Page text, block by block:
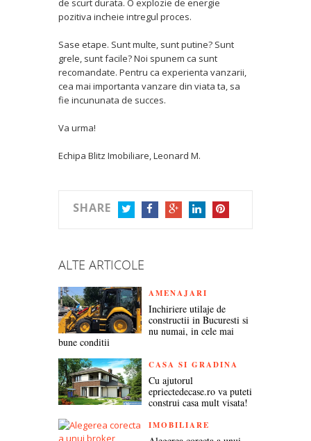
de scurt durata. O explozie de energie
pozitiva incheie intregul proces.
Sase etape. Sunt multe, sunt putine? Sunt
grele, sunt facile? Noi spunem ca sunt
recomandate. Pentru ca experienta vanzarii,
cea mai importanta vanzare din viata ta, sa
fie incununata de succes.
Va urma!
Echipa Blitz Imobiliare, Leonard M.
SHARE
ALTE ARTICOLE
AMENAJARI
Inchiriere utilaje de
constructii in Bucuresti si
nu numai, in cele mai
bune conditii
CASA SI GRADINA
Cu ajutorul
epriectedecase.ro va puteti
construi casa mult visata!
IMOBILIARE